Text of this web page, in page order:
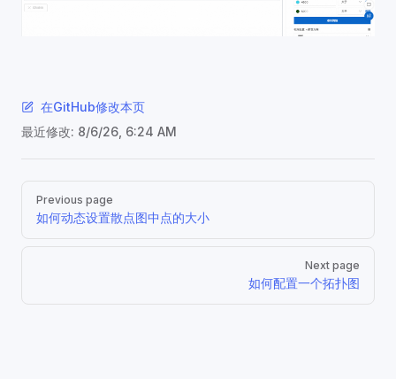
在GitHub修改本页
最近修改: 8/6/26, 6:24 AM
Pager
Previous page
如何动态设置散点图中点的大小
Next page
如何配置一个拓扑图